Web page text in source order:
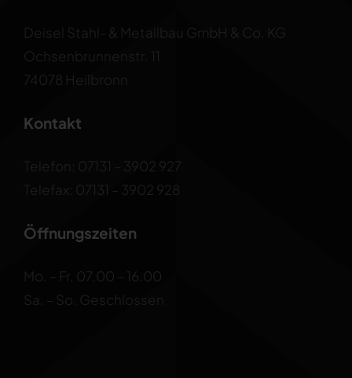
Deisel Stahl- & Metallbau GmbH & Co. KG
Ochsenbrunnenstr. 11
74078 Heilbronn
Kontakt
Telefon: 07131 – 3902 927
Telefax: 07131 – 3902 928
Öffnungszeiten
Mo. – Fr. 07.00 – 16.00
Sa. – So. Geschlossen